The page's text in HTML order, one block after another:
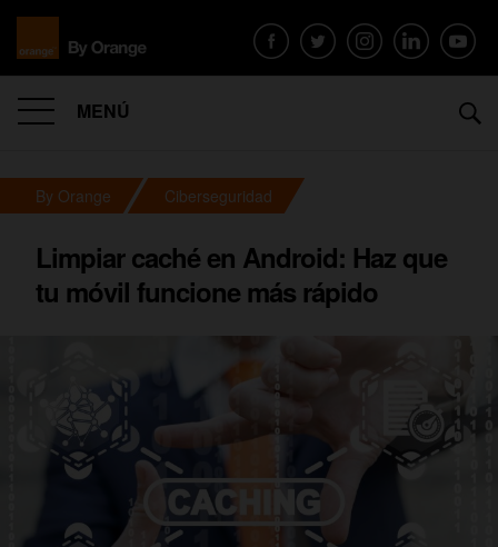
MENÚ
By Orange Ciberseguridad
Limpiar caché en Android: Haz que
tu móvil funcione más rápido